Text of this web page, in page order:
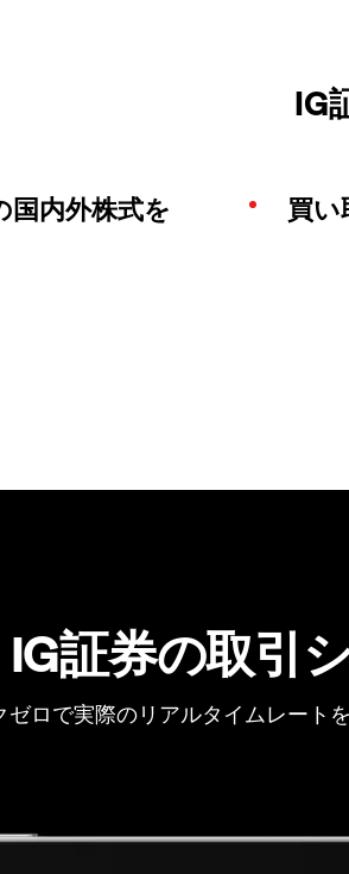
IG
国内外株式を
買い
IG証券の取引
ゼロで実際のリアルタイムレート